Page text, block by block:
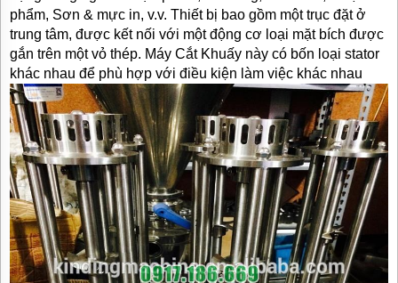
phẩm, Sơn & mực in, v.v. Thiết bị bao gồm một trục đặt ở
trung tâm, được kết nối với một động cơ loại mặt bích được
gắn trên một vỏ thép. Máy Cắt Khuấy này có bốn loại stator
khác nhau để phù hợp với điều kiện làm việc khác nhau